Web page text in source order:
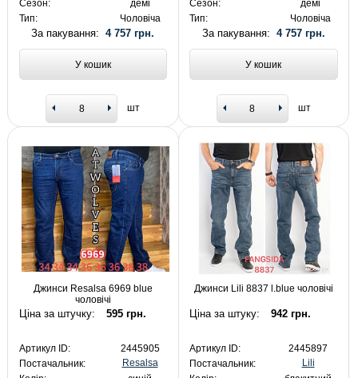
Сезон:
демі
Тип:
Чоловіча
За пакування:4 757 грн.
У кошик
шт
Сезон:
демі
Тип:
Чоловіча
За пакування: 4 757 грн.
У кошик
шт
Джинси Resalsa 6969 blue
чоловічі
Ціна за штучку: 595 грн.
Артикул ID:
2445905
Постачальник:
Resalsa
Джинси Lili 8837 l.blue чоловічі
Ціна за штуку: 942 грн.
Артикул ID:
2445897
Постачальник:
Lili